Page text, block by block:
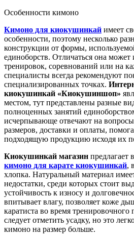
Особенности кимоно
Кимоно для киокушинкай имеет
особенности, поэтому несколько
конструкции от формы,
единоборств. Отличаться она может
тренировок, соревнований или на
специалисты всегда рекомендуют
специализированных точках.
киокушинкай «Киокушиншоп»
местом, тут представлены разные
полноценных занятий
исчерпывающе отвечают на
размеров, доставки и оплаты,
подходящую продукцию исходя их
Киокушинкай магазин
кимоно для карате киокушинкай,
хлопка. Натуральный материал
недостатки, среди которых стоит
устойчивость к износу и
впитывает влагу, позволяет коже
каратиста во время
следует отметить усадку, но это
кимоно на размер больше.